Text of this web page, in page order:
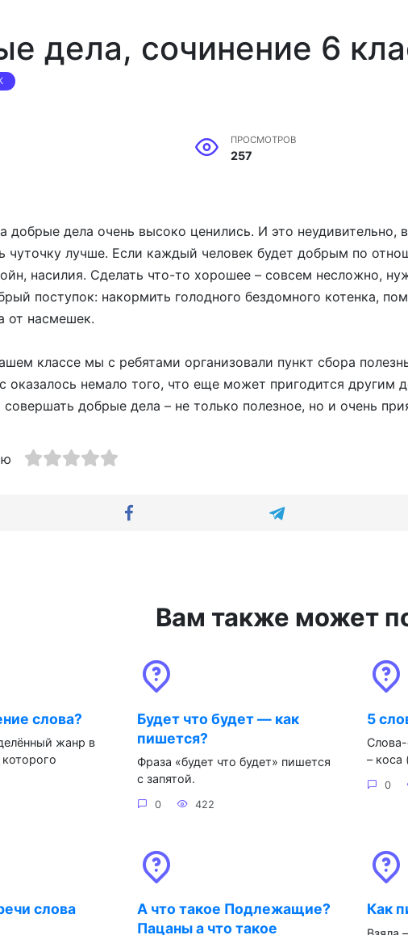
дела, сочинение 6
ПРОСМОТРОВ
257
добрые дела очень высоко ценились. И это
чуточку лучше. Если каждый человек будет добрым по
насилия. Сделать что-то хорошее – совсем несложно,
поступок: накормить голодного бездомного котенка,
от насмешек.
классе мы с ребятами организовали пункт сбора
оказалось немало того, что еще может пригодится
добрые дела – не только полезное, но и очень
Вам также может
слова?
жанр в
Будет что будет — как
пишется?
Фраза «будет что будет» пишется
с запятой.
0 422
5
– коса
0
слова
А что такое Подлежащие?
Пацаны а что такое
Как